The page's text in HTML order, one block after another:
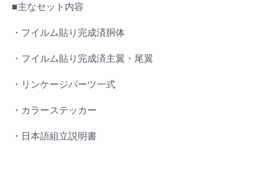
■主なセット内容
・フイルム貼り完成済胴体
・フイルム貼り完成済主翼・尾翼
・リンケージパーツ一式
・カラーステッカー
・日本語組立説明書